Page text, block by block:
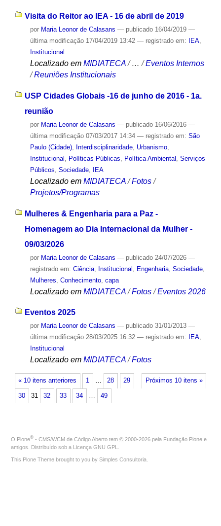
Visita do Reitor ao IEA - 16 de abril de 2019
por Maria Leonor de Calasans — publicado16/04/2019 —
última modificação17/04/2019 13:42 — registrado em: IEA,
Institucional
Localizado em MIDIATECA /…/Eventos Internos
/Reuniões Institucionais
USP Cidades Globais -16 de junho de 2016 - 1a.
reunião
por Maria Leonor de Calasans — publicado16/06/2016 —
última modificação07/03/2017 14:34 — registrado em: São
Paulo (Cidade), Interdisciplinaridade, Urbanismo,
Institucional
Políticas Públicas Política Ambiental
Serviços
Públicos Sociedade, IEA
Localizado em MIDIATECA /Fotos /
Projetos/Programas
Mulheres & Engenharia para a Paz -
Homenagem ao Dia Internacional da Mulher -
09/03/2026
por Maria Leonor de Calasans — publicado24/07/2026 —
registrado em: Ciência, Institucional Engenharia, Sociedade,
Mulheres Conhecimento, capa
Localizado em MIDIATECA /Fotos /Eventos 2026
Eventos 2025
por Maria Leonor de Calasans — publicado31/01/2013 —
última modificação28/03/2025 16:32 — registrado em: IEA,
Institucional
Localizado em MIDIATECA /Fotos
« 10 itens anteriores Próximos 10 itens »
1 … 28 29
30 31 32 33 34 … 49
O Plone® - CMS/WCM de Código Aberto tem © 2000-2026 pela Fundação Plone e
amigos. Distribuído sob a Licença GNU GPL
This Plone Theme brought to you by Simples Consultoria